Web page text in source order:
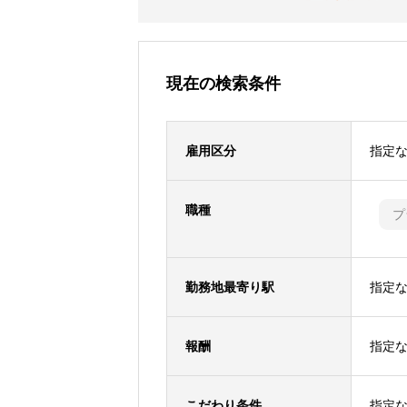
現在の検索条件
雇用区分 指定
職種
勤務地最寄り駅 指定
報酬 指定